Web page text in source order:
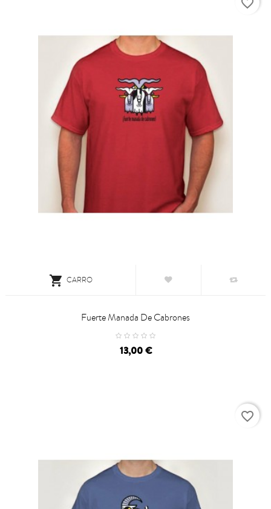
 CARRO
Fuerte Manada De Cabrones
Precio
13,00 €
favorite_border
favorite_border